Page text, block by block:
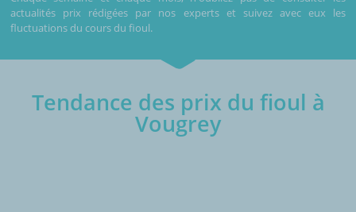
actualités prix rédigées par nos experts et suivez avec eux les
fluctuations du cours du fioul.
Tendance des prix du fioul à
Vougrey